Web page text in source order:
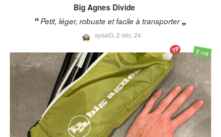
Big Agnes Divide
Petit, léger, robuste et facile à transporter
sydalG, 2 déc. 24
7/10
TP